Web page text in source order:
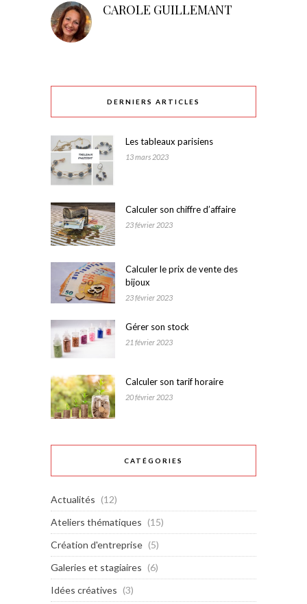
CAROLE GUILLEMANT
DERNIERS ARTICLES
Les tableaux parisiens
13 mars 2023
Calculer son chiffre d’affaire
23 février 2023
Calculer le prix de vente des
bijoux
23 février 2023
Gérer son stock
21 février 2023
Calculer son tarif horaire
20 février 2023
CATÉGORIES
Actualités (12)
Ateliers thématiques (15)
Création d'entreprise (5)
Galeries et stagiaires (6)
Idées créatives (3)